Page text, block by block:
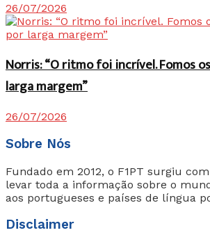
26/07/2026
Norris: “O ritmo foi incrível. Fomos
larga margem”
26/07/2026
Sobre Nós
Fundado em 2012, o F1PT surgiu
levar toda a informação sobre o
aos portugueses e países de língua
Disclaimer